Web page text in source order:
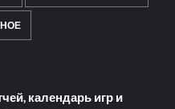
календарь игр и